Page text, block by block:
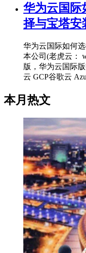
华为云国际
择与宝塔安
华为云国际如何
本公司(老虎云：
版，华为云国际
云 GCP谷歌云
本月热文